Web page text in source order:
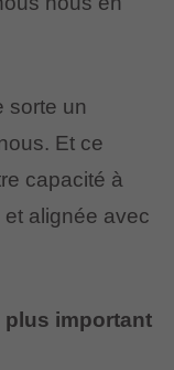
sorte un
Et ce
capacité à
alignée avec
plus important